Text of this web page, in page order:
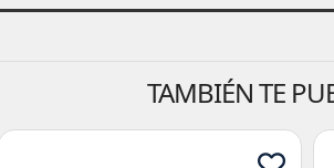
TAMBIÉN TE